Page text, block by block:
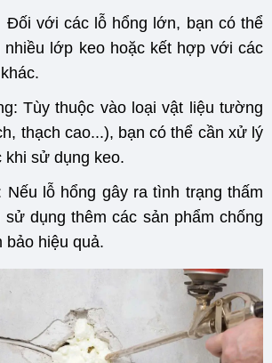
Đối với các lỗ hổng lớn, bạn có thể
nhiều lớp keo hoặc kết hợp với các
Tùy thuộc vào loại vật liệu tường
thạch cao...), bạn có thể cần xử lý
khi sử dụng keo.
Nếu lỗ hổng gây ra tình trạng thấm
sử dụng thêm các sản phẩm chống
bảo hiệu quả.